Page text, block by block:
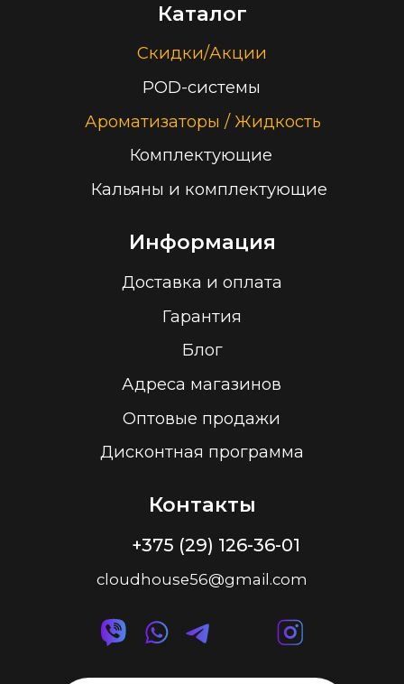
Политика конфиденциальности
Принимаем к оплате
2026 г.
ООО “Облачный дом”
Заказать звонок